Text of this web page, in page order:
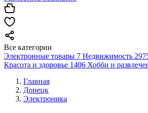
Все категории
Электронные товары 7 Недвижимость
Красота и здоровье 1406 Хобби и
Главная
Донецк
Электроника